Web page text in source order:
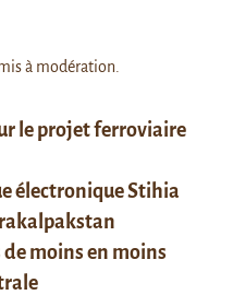
le projet ferroviaire
électronique Stihia
de moins en moins
à modération.